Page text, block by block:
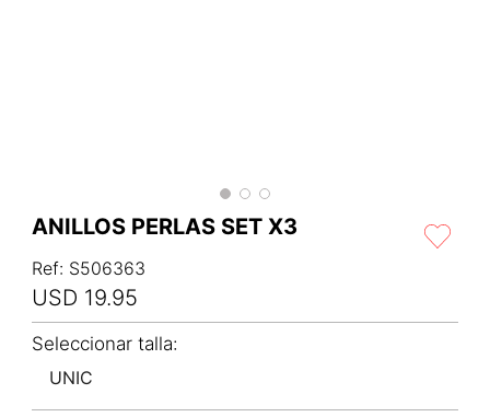
ANILLOS PERLAS SET X3
Ref: S506363
USD 19.95
UNIC